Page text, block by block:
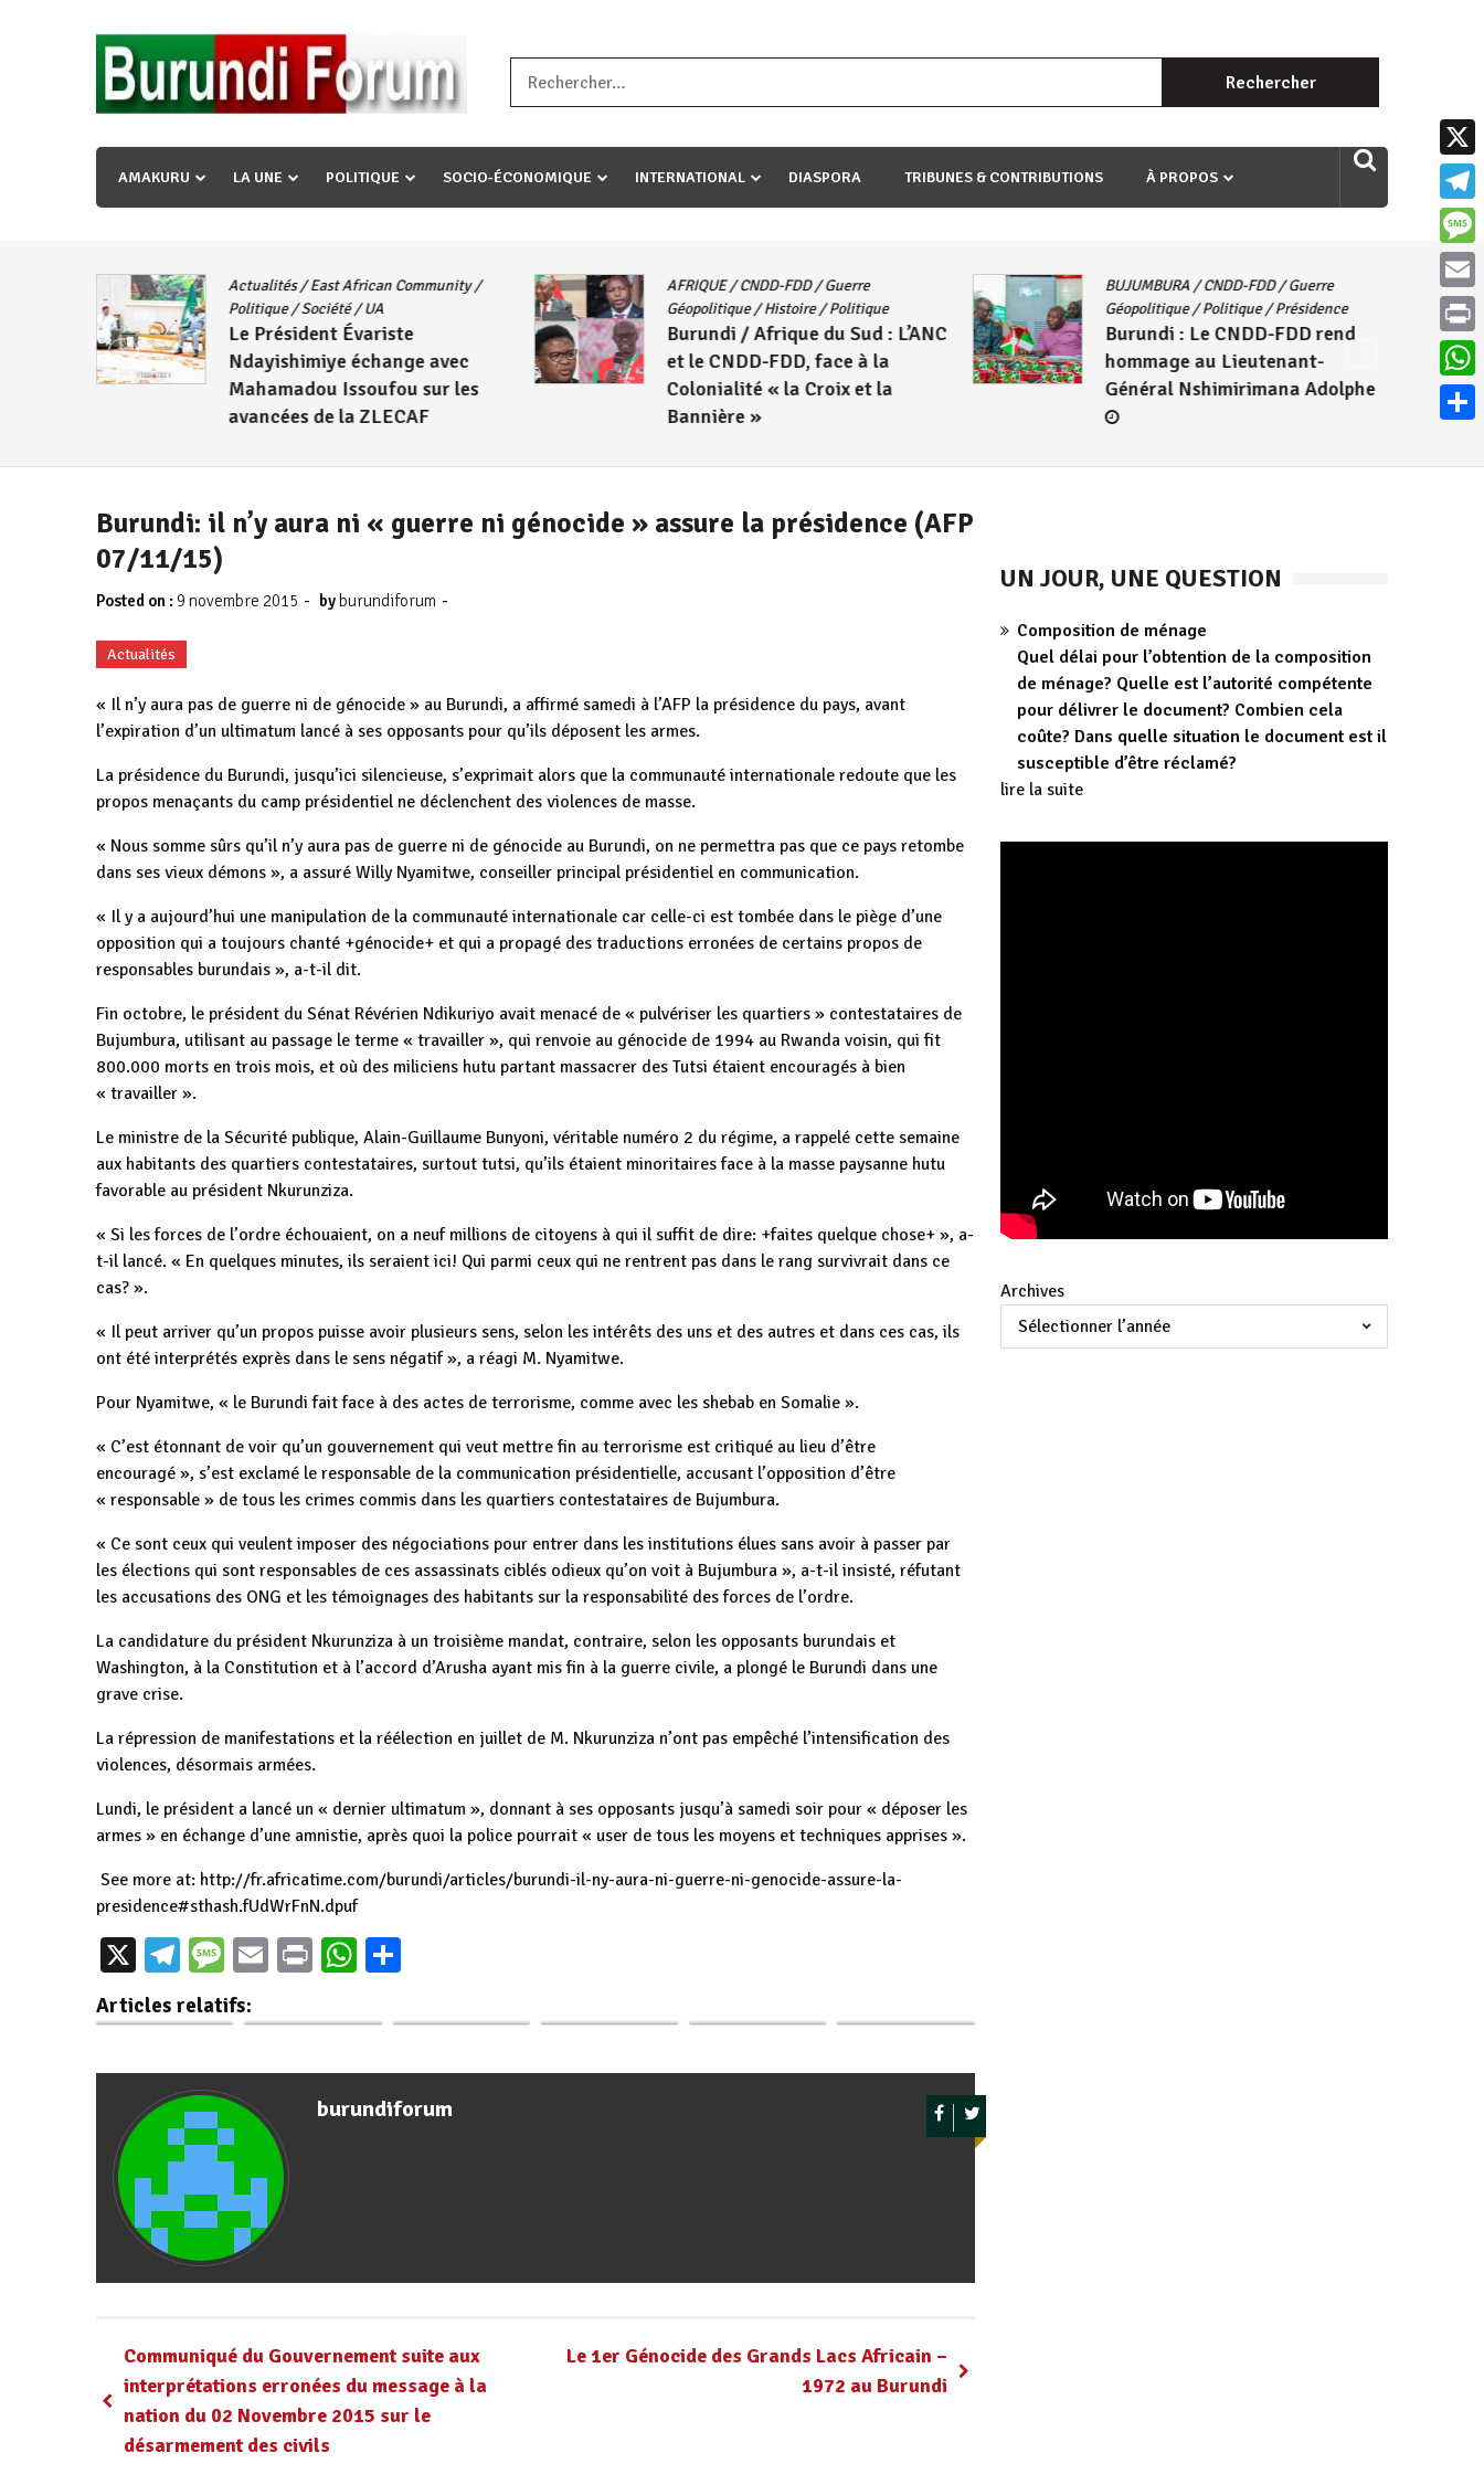
« Ingorane si ugupfa , ingorane ni ugupfa nabi ,gupfa ataco umariye umuryango wawe canke igihugu cakwibarutse .Wewe uri ngaha ndagusigiye iki kibazo : Uriko ukora iki kugira ngo
uzopfire neza umuryango n’igihugu cakwibarutse ? »
Rechercher :
AMAKURU LA UNE POLITIQUE SOCIO-ÉCONOMIQUE INTERNATIONAL DIASPORA TRIBUNES & CONTRIBUTIONS À PROPOS
Actualités/East African Community/
Politique/Société/UA
Le Président Évariste
Ndayishimiye échange avec
Mahamadou Issoufou sur les
avancées de la ZLECAF
AFRIQUE/CNDD-FDD/Guerre
Géopolitique/Histoire/Politique
Burundi / Afrique du Sud : L’ANC
et le CNDD-FDD, face à la
Colonialité « la Croix et la
Bannière »
BUJUMBURA/CNDD-FDD/Guerre
Géopolitique/Politique/Présidence
Burundi : Le CNDD-FDD rend
hommage au Lieutenant-
Général Nshimirimana Adolphe
Burundi: il n’y aura ni « guerre ni génocide » assure la présidence (AFP
07/11/15)
Posted on :9 novembre 2015 - by burundiforum -
Actualités
« Il n’y aura pas de guerre ni de génocide » au Burundi, a affirmé samedi à l’AFP la présidence du pays, avant
l’expiration d’un ultimatum lancé à ses opposants pour qu’ils déposent les armes.
La présidence du Burundi, jusqu’ici silencieuse, s’exprimait alors que la communauté internationale redoute que les
propos menaçants du camp présidentiel ne déclenchent des violences de masse.
« Nous somme sûrs qu’il n’y aura pas de guerre ni de génocide au Burundi, on ne permettra pas que ce pays retombe
dans ses vieux démons », a assuré Willy Nyamitwe, conseiller principal présidentiel en communication.
« Il y a aujourd’hui une manipulation de la communauté internationale car celle-ci est tombée dans le piège d’une
opposition qui a toujours chanté +génocide+ et qui a propagé des traductions erronées de certains propos de
responsables burundais », a-t-il dit.
Fin octobre, le président du Sénat Révérien Ndikuriyo avait menacé de « pulvériser les quartiers » contestataires de
Bujumbura, utilisant au passage le terme « travailler », qui renvoie au génocide de 1994 au Rwanda voisin, qui fit
800.000 morts en trois mois, et où des miliciens hutu partant massacrer des Tutsi étaient encouragés à bien
« travailler ».
Le ministre de la Sécurité publique, Alain-Guillaume Bunyoni, véritable numéro 2 du régime, a rappelé cette semaine
aux habitants des quartiers contestataires, surtout tutsi, qu’ils étaient minoritaires face à la masse paysanne hutu
favorable au président Nkurunziza.
« Si les forces de l’ordre échouaient, on a neuf millions de citoyens à qui il suffit de dire: +faites quelque chose+ », a-
t-il lancé. « En quelques minutes, ils seraient ici! Qui parmi ceux qui ne rentrent pas dans le rang survivrait dans ce
cas? ».
« Il peut arriver qu’un propos puisse avoir plusieurs sens, selon les intérêts des uns et des autres et dans ces cas, ils
ont été interprétés exprès dans le sens négatif », a réagi M. Nyamitwe.
Pour Nyamitwe, « le Burundi fait face à des actes de terrorisme, comme avec les shebab en Somalie ».
« C’est étonnant de voir qu’un gouvernement qui veut mettre fin au terrorisme est critiqué au lieu d’être
encouragé », s’est exclamé le responsable de la communication présidentielle, accusant l’opposition d’être
« responsable » de tous les crimes commis dans les quartiers contestataires de Bujumbura.
« Ce sont ceux qui veulent imposer des négociations pour entrer dans les institutions élues sans avoir à passer par
les élections qui sont responsables de ces assassinats ciblés odieux qu’on voit à Bujumbura », a-t-il insisté, réfutant
les accusations des ONG et les témoignages des habitants sur la responsabilité des forces de l’ordre.
La candidature du président Nkurunziza à un troisième mandat, contraire, selon les opposants burundais et
Washington, à la Constitution et à l’accord d’Arusha ayant mis fin à la guerre civile, a plongé le Burundi dans une
grave crise.
La répression de manifestations et la réélection en juillet de M. Nkurunziza n’ont pas empêché l’intensification des
violences, désormais armées.
Lundi, le président a lancé un « dernier ultimatum », donnant à ses opposants jusqu’à samedi soir pour « déposer les
armes » en échange d’une amnistie, après quoi la police pourrait « user de tous les moyens et techniques apprises ».
See more at: http://fr.africatime.com/burundi/articles/burundi-il-ny-aura-ni-guerre-ni-genocide-assure-la-
presidence#sthash.fUdWrFnN.dpuf
X Telegram
Message
EmailPrintWhatsApp
Articles relatifs:
Burundi : Quakers
camp biblique
Burundi : TDC à
Buhumuza,
burundiforum
Communiqué du Gouvernement suite aux
interprétations erronées du message à la
nation du 02 Novembre 2015 sur le
désarmement des civils
Le 1er Génocide des Grands Lacs Africain –
1972 au Burundi
UN JOUR, UNE QUESTION
Composition de ménage
Quel délai pour l’obtention de la composition
de ménage? Quelle est l’autorité compétente
pour délivrer le document? Combien cela
coûte? Dans quelle situation le document est il
susceptible d’être réclamé?
lire la suite
Archives
X
Email
Print